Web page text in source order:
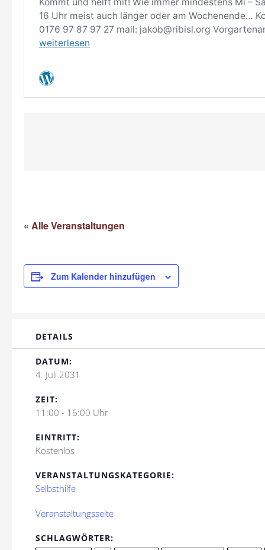
« Alle Veranstaltungen
Zum Kalender hinzufügen
DETAILS
DATUM:
4. Juli 2031
ZEIT:
11:00 - 16:00 Uhr
EINTRITT:
Kostenlos
VERANSTALTUNGSKATEGORIE:
Selbsthilfe
Veranstaltungsseite
SCHLAGWÖRTER: